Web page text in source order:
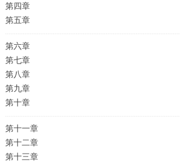
第四章
第五章
第六章
第七章
第八章
第九章
第十章
第十一章
第十二章
第十三章